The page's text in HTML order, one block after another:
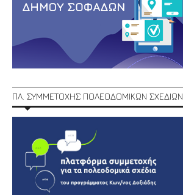
ΠΛ. ΣΥΜΜΕΤΟΧΗΣ ΠΟΛΕΟΔΟΜΙΚΩΝ ΣΧΕΔΙΩΝ